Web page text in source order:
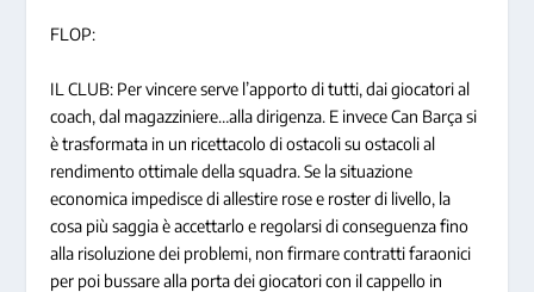
FLOP:
IL CLUB: Per vincere serve l’apporto di tutti, dai giocatori al
coach, dal magazziniere…alla dirigenza. E invece Can Barça si
è trasformata in un ricettacolo di ostacoli su ostacoli al
rendimento ottimale della squadra. Se la situazione
economica impedisce di allestire rose e roster di livello, la
cosa più saggia è accettarlo e regolarsi di conseguenza fino
alla risoluzione dei problemi, non firmare contratti faraonici
per poi bussare alla porta dei giocatori con il cappello in